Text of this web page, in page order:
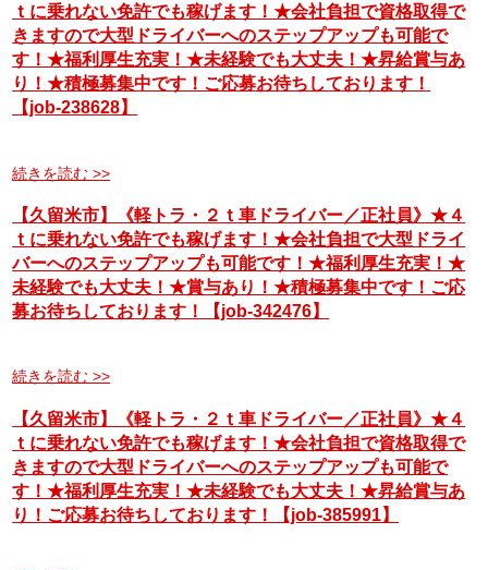
ｔに乗れない免許でも稼げます！★会社負担で資格取得で
きますので大型ドライバーへのステップアップも可能で
す！★福利厚生充実！★未経験でも大丈夫！★昇給賞与あ
り！★積極募集中です！ご応募お待ちしております！
【job-238628】
続きを読む >>
【久留米市】《軽トラ・２ｔ車ドライバー／正社員》★４
ｔに乗れない免許でも稼げます！★会社負担で大型ドライ
バーへのステップアップも可能です！★福利厚生充実！★
未経験でも大丈夫！★賞与あり！★積極募集中です！ご応
募お待ちしております！【job-342476】
続きを読む >>
【久留米市】《軽トラ・２ｔ車ドライバー／正社員》★４
ｔに乗れない免許でも稼げます！★会社負担で資格取得で
きますので大型ドライバーへのステップアップも可能で
す！★福利厚生充実！★未経験でも大丈夫！★昇給賞与あ
り！ご応募お待ちしております！【job-385991】